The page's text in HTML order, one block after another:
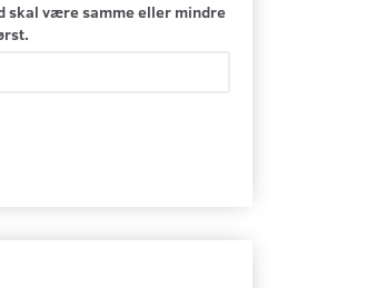
skal være samme eller mindre